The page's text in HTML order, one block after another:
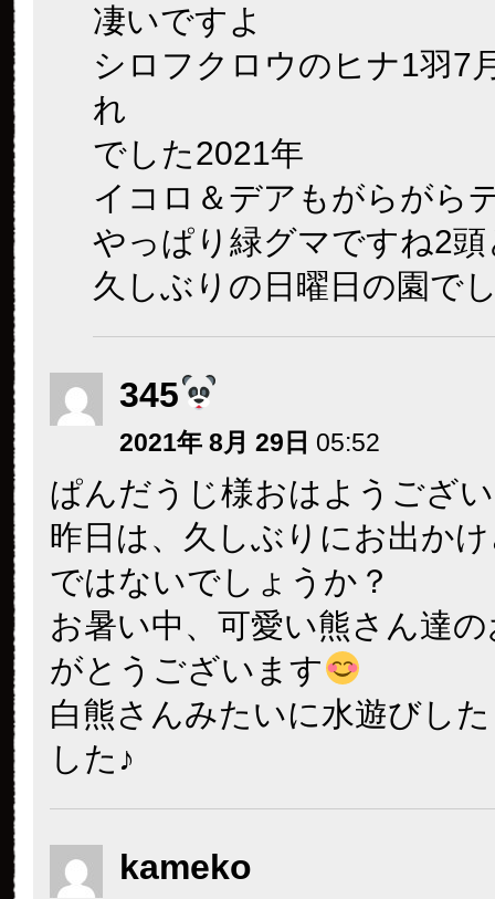
凄いですよ
シロフクロウのヒナ1羽7
れ
でした2021年
イコロ＆デアもがらがら
やっぱり緑グマですね2頭
久しぶりの日曜日の園で
345
2021年 8月 29日 05:52
ぱんだうじ様おはようござ
昨日は、久しぶりにお出か
ではないでしょうか？
お暑い中、可愛い熊さん達
がとうございます
白熊さんみたいに水遊びし
した♪
kameko